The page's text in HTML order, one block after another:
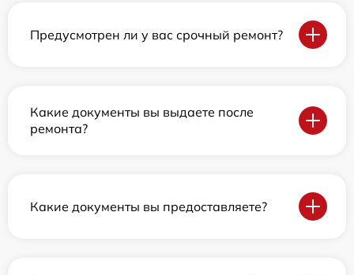
Предусмотрен ли у вас срочный ремонт?
Какие документы вы выдаете после
ремонта?
Какие документы вы предоставляете?